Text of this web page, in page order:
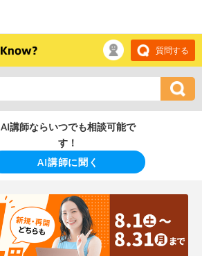
質問する
AI講師ならいつでも相談可能で
す！
AI講師に聞く